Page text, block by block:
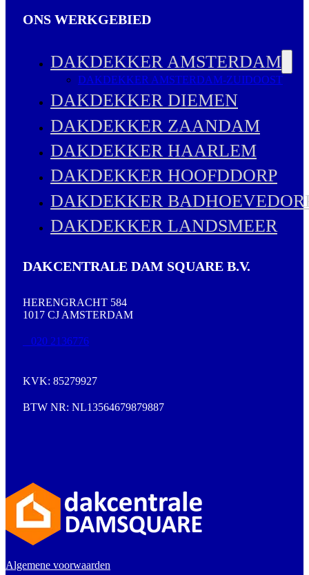
ONS WERKGEBIED
DAKDEKKER AMSTERDAM
DAKDEKKER AMSTERDAM-ZUIDOOST
DAKDEKKER DIEMEN
DAKDEKKER ZAANDAM
DAKDEKKER HAARLEM
DAKDEKKER HOOFDDORP
DAKDEKKER
DAKDEKKER LANDSMEER
DAKCENTRALE DAM SQUARE B.V.
HERENGRACHT 584
1017 CJ AMSTERDAM
020 2136776
KVK: 85279927
BTW NR: NL13564679879887
Algemene voorwaarden